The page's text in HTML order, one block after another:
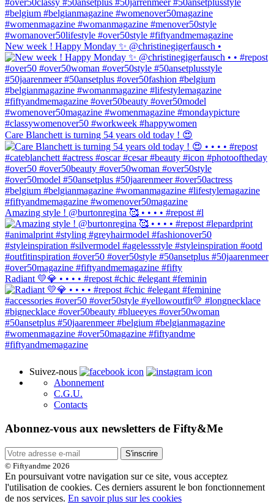
New week ! Happy Monday ✨ @christinegigerfausch •
Care Blanchett is turning 54 years old today ! 😍
Amazing style ! @burtonregina 🥰 • • • • #repost #l
Radiant 💛💎 • • • • #repost #chic #elegant #feminin
Suivez-nous
Abonnement
C.G.U.
Contacts
Abonnez-vous aux newsletters de Fifty&Me
S'inscrire
© Fiftyandme 2026
En poursuivant votre navigation sur ce site, vous acceptez
l'utilisation de cookies. Ces derniers assurent le bon fonctionnement
de nos services. En savoir plus sur les cookies